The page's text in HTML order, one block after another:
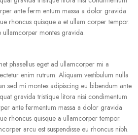
ante ferm entum massa a dolor gravida
rhoncus quisque a et ullam corper tempor.
ullamcorper montes gravida.
phasellus eget ad ullamcorper mi a
enim rutrum. Aliquam vestibulum nulla
sed mi montes adipiscing eu bibendum ante
gravida tristique litora nisi condimentum
ante fermentum massa a dolor gravida
rhoncus quisque a ullamcorper tempor.
arcu est suspendisse eu rhoncus nibh.